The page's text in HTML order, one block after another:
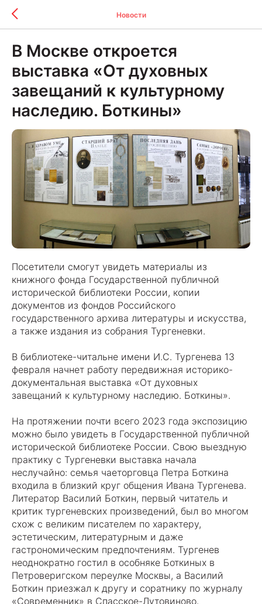
Новости
В Москве откроется
выставка «От духовных
завещаний к культурному
наследию. Боткины»
Посетители смогут увидеть материалы из
книжного фонда Государственной публичной
исторической библиотеки России, копии
документов из фондов Российского
государственного архива литературы и искусства,
а также издания из собрания Тургеневки.
В библиотеке-читальне имени И.С. Тургенева 13
февраля начнет работу передвижная историко-
документальная выставка «От духовных
завещаний к культурному наследию. Боткины».
На протяжении почти всего 2023 года экспозицию
можно было увидеть в Государственной публичной
исторической библиотеке России. Свою выездную
практику с Тургеневки выставка начала
неслучайно: семья чаеторговца Петра Боткина
входила в близкий круг общения Ивана Тургенева.
Литератор Василий Боткин, первый читатель и
критик тургеневских произведений, был во многом
схож с великим писателем по характеру,
эстетическим, литературным и даже
гастрономическим предпочтениям. Тургенев
неоднократно гостил в особняке Боткиных в
Петроверигском переулке Москвы, а Василий
Боткин приезжал к другу и соратнику по журналу
«Современник» в Спасское-Лутовиново.